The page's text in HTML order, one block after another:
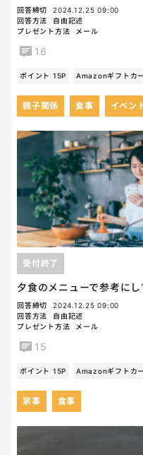
回答締切
2024.12.25 09:00
回答方法
自由記述
プレゼント方法
メール
16
ポイント 15P Amazonギフトカ
親子関係 食事 イベン
夕食のメニューで参考に
受付終了
回答締切
2024.12.25 09:00
回答方法
自由記述
プレゼント方法
メール
15
ポイント 15P Amazonギフトカ
家事 食事